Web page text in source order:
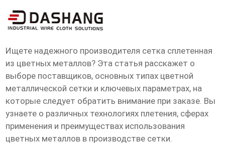
сетка сплетенная из цветных
металлов Производитель
Ищете надежного производителя сетка сплетенная
из цветных металлов? Эта статья расскажет о
выборе поставщиков, основных типах цветной
металлической сетки и ключевых параметрах, на
которые следует обратить внимание при заказе. Вы
узнаете о различных технологиях плетения, сферах
применения и преимуществах использования
цветных металлов в производстве сетки.